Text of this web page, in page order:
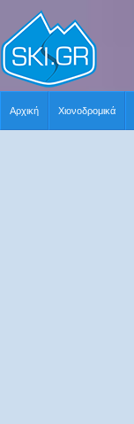
Αρχική Χιονοδρομικά